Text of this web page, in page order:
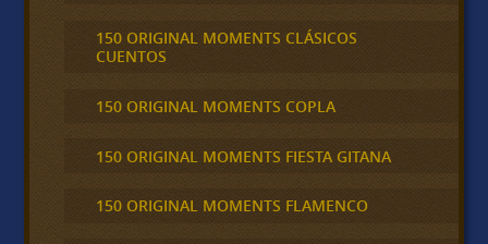
150 ORIGINAL MOMENTS CLÁSICOS
CUENTOS
150 ORIGINAL MOMENTS COPLA
150 ORIGINAL MOMENTS FIESTA GITANA
150 ORIGINAL MOMENTS FLAMENCO